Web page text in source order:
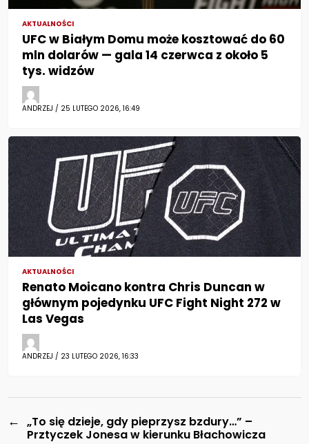
AKTUALNOŚCI
UFC w Białym Domu może kosztować do 60
mln dolarów — gala 14 czerwca z około 5
tys. widzów
ANDRZEJ / 25 LUTEGO 2026, 16:49
AKTUALNOŚCI
Renato Moicano kontra Chris Duncan w
głównym pojedynku UFC Fight Night 272 w
Las Vegas
ANDRZEJ / 23 LUTEGO 2026, 16:33
← „To się dzieje, gdy pieprzysz bzdury…” –
Prztyczek Jonesa w kierunku Błachowicza